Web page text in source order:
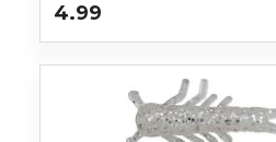
4.99